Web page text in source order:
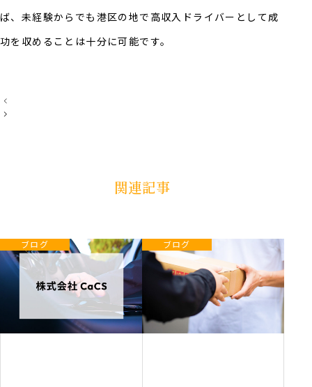
ば、未経験からでも港区の地で高収入ドライバーとして成
功を収めることは十分に可能です。
投
稿
関連記事
ブログ ブログ